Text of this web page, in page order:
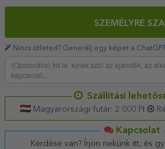
SZEMÉLYRE
Nincs ötleted? Generálj egy képet a
Szállítási
Magyarországi futár: 2 000 Ft
Kapcsolat
Kérdése van? Írjon nekünk itt, és